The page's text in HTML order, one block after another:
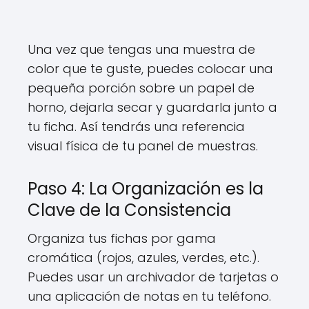
Una vez que tengas una muestra de
color que te guste, puedes colocar una
pequeña porción sobre un papel de
horno, dejarla secar y guardarla junto a
tu ficha. Así tendrás una referencia
visual física de tu panel de muestras.
Paso 4: La Organización es la
Clave de la Consistencia
Organiza tus fichas por gama
cromática (rojos, azules, verdes, etc.).
Puedes usar un archivador de tarjetas o
una aplicación de notas en tu teléfono.